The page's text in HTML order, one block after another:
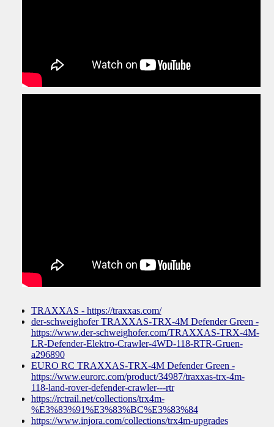
TRAXXAS - https://traxxas.com/
der-schweighofer TRAXXAS-TRX-4M Defender Green -
https://www.der-schweighofer.com/TRAXXAS-TRX-4M-
LR-Defender-Elektro-Crawler-4WD-118-RTR-Gruen-
a296890
EURO RC TRAXXAS-TRX-4M Defender Green -
https://www.eurorc.com/product/34987/traxxas-trx-4m-
118-land-rover-defender-crawler---rtr
https://rctrail.net/collections/trx4m-
%E3%83%91%E3%83%BC%E3%83%84
https://www.injora.com/collections/trx4m-upgrades